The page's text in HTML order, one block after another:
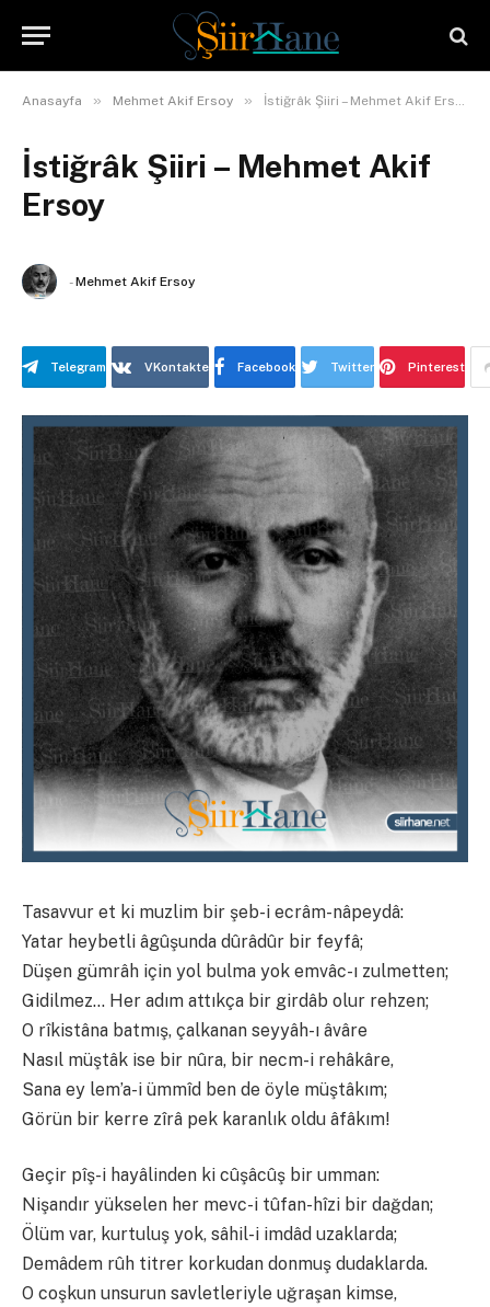
Anasayfa » Mehmet Akif Ersoy » İstiğrâk Şiiri – Mehmet Akif Ersoy
İstiğrâk Şiiri – Mehmet Akif
Ersoy
-Mehmet Akif Ersoy
Telegram VKontakte Facebook Twitter Pinterest
Tasavvur et ki muzlim bir şeb-i ecrâm-nâpeydâ:
Yatar heybetli âgûşunda dûrâdûr bir feyfâ;
Düşen gümrâh için yol bulma yok emvâc-ı zulmetten;
Gidilmez… Her adım attıkça bir girdâb olur rehzen;
O rîkistâna batmış, çalkanan seyyâh-ı âvâre
Nasıl müştâk ise bir nûra, bir necm-i rehâkâre,
Sana ey lem’a-i ümmîd ben de öyle müştâkım;
Görün bir kerre zîrâ pek karanlık oldu âfâkım!
Geçir pîş-i hayâlinden ki cûşâcûş bir umman:
Nişandır yükselen her mevc-i tûfan-hîzi bir dağdan;
Ölüm var, kurtuluş yok, sâhil-i imdâd uzaklarda;
Demâdem rûh titrer korkudan donmuş dudaklarda.
O coşkun unsurun savletleriyle uğraşan kimse,